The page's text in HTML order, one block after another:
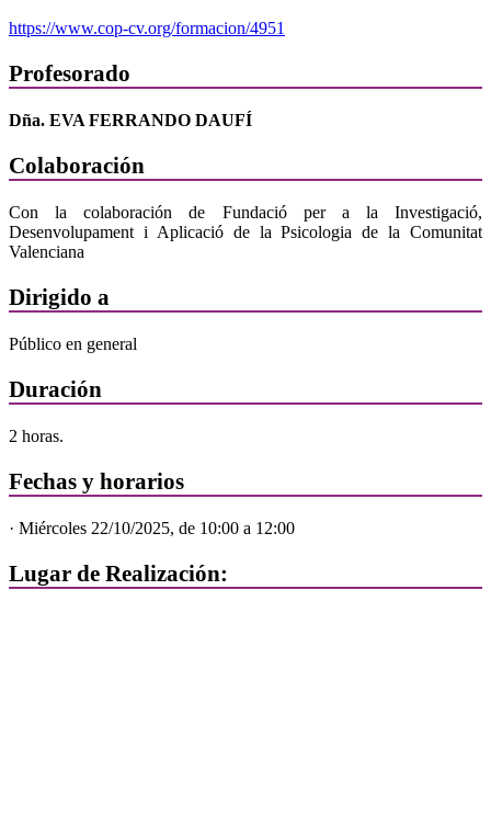
https://www.cop-cv.org/formacion/4951
Profesorado
Dña. EVA FERRANDO DAUFÍ
Colaboración
Con la colaboración de Fundació per a la Investigació,
Desenvolupament i Aplicació de la Psicologia de la Comunitat
Valenciana
Dirigido a
Público en general
Duración
2 horas.
Fechas y horarios
· Miércoles 22/10/2025, de 10:00 a 12:00
Lugar de Realización: